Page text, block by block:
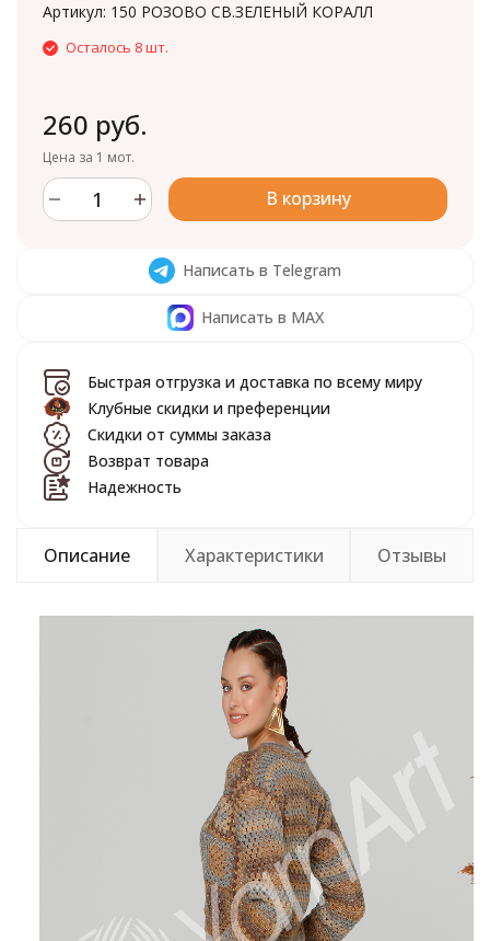
Артикул: 150 РОЗОВО СВ.ЗЕЛЕНЫЙ КОРАЛЛ
Осталось 8 шт.
260 руб.
Цена за 1 мот.
В корзину
Написать в Telegram
Написать в MAX
Быстрая отгрузка и доставка по всему миру
Клубные скидки и преференции
Скидки от суммы заказа
Возврат товара
Надежность
Описание Характеристики Отзывы